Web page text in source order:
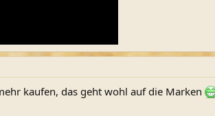
kaufen, das geht wohl auf die Marken